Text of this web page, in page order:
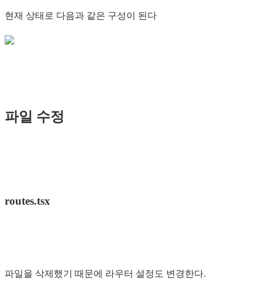
현재 상태로 다음과 같은 구성이 된다
파일 수정
routes.tsx
파일을 삭제했기 때문에 라우터 설정도 변경한다.